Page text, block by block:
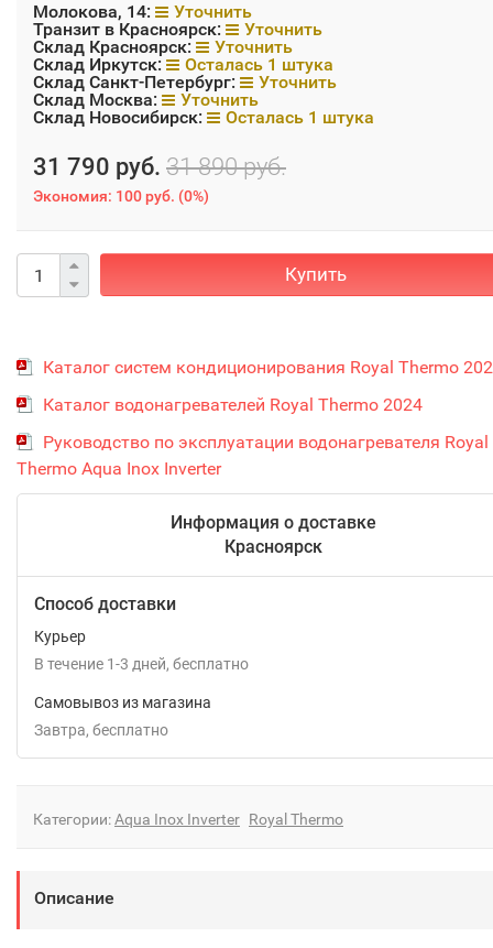
Молокова, 14:
Уточнить
Транзит в Красноярск:
Уточнить
Склад Красноярск:
Уточнить
Склад Иркутск:
Осталась 1 штука
Склад Санкт-Петербург:
Уточнить
Склад Москва:
Уточнить
Склад Новосибирск:
Осталась 1 штука
31 790 руб. 31 890 руб.
Экономия: 100 руб. (0%)
Купить
Каталог систем кондиционирования Royal Thermo
Каталог водонагревателей Royal Thermo 2024
Руководство по эксплуатации водонагревателя Royal
Thermo Aqua Inox Inverter
Информация о доставке
Красноярск
Способ доставки
Курьер
В течение 1-3 дней Бесплатно
Самовывоз из магазина
Завтра
Бесплатно
Категории:Aqua Inox Inverter Royal Thermo
Описание